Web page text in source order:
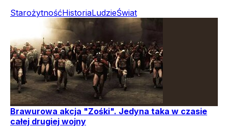
StarożytnośćHistoriaLudzieŚwiat
Brawurowa akcja "Zośki". Jedyna taka w czasie
całej drugiej wojny